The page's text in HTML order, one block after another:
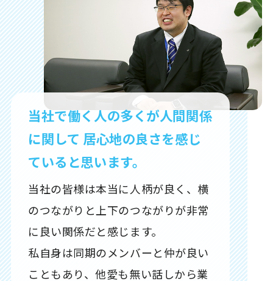
当社で働く人の多くが人間関係
に関して 居心地の良さを感じ
ていると思います。
当社の皆様は本当に人柄が良く、横
のつながりと上下のつながりが非常
に良い関係だと感じます。
私自身は同期のメンバーと仲が良い
こともあり、他愛も無い話しから業